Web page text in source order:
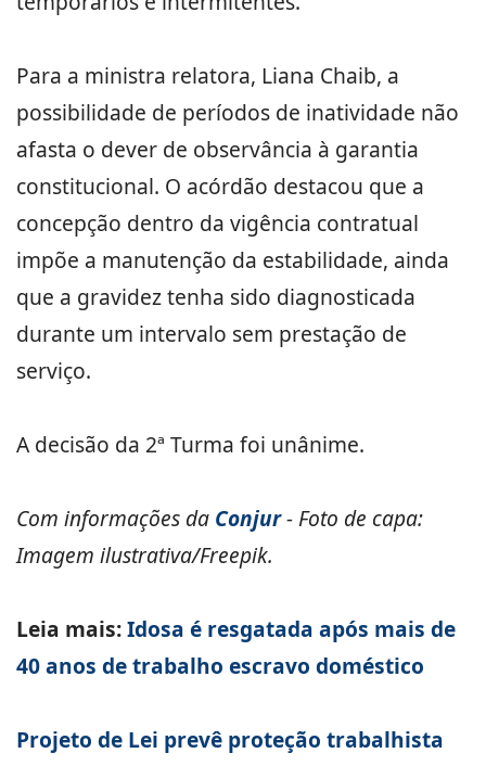
Para a ministra relatora, Liana Chaib, a
possibilidade de períodos de inatividade não
afasta o dever de observância à garantia
constitucional. O acórdão destacou que a
concepção dentro da vigência contratual
impõe a manutenção da estabilidade, ainda
que a gravidez tenha sido diagnosticada
durante um intervalo sem prestação de
serviço.
A decisão da 2ª Turma foi unânime.
Com informações da Conjur- Foto de capa:
Imagem ilustrativa/Freepik.
Leia mais:Idosa é resgatada após mais de
40 anos de trabalho escravo doméstico
Projeto de Lei prevê proteção trabalhista